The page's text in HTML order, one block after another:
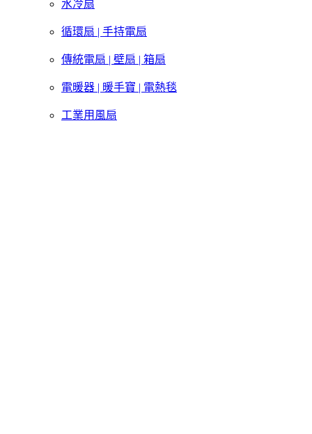
水冷扇
循環扇 | 手持電扇
傳統電扇 | 壁扇 | 箱扇
電暖器 | 暖手寶 | 電熱毯
工業用風扇